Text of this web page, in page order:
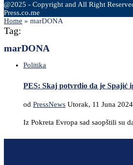
@2025 - Copyright and All Right
Press.co.me
Home » marDONA
Tag:
marDONA
Politika
PES: Skaj potvrdio da je Spajić
od PressNews Utorak, 11 Juna
Iz Pokreta Evropa sad saopštili su